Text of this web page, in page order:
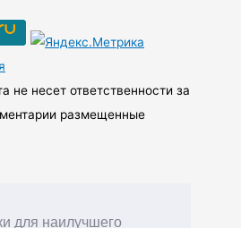
для наилучшего
не несет ответственности за
размещенные